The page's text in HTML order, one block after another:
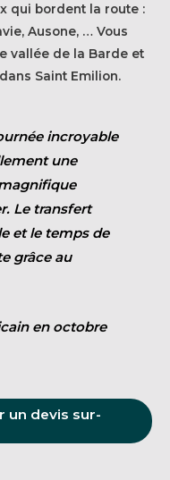
qui bordent la route :
Ausone, … Vous
vallée de la Barde et
Saint Emilion.
incroyable
une
Le transfert
et le temps de
grâce au
en octobre
un devis sur-